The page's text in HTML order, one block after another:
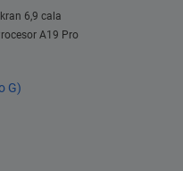
6,9 cala
A19 Pro
G)